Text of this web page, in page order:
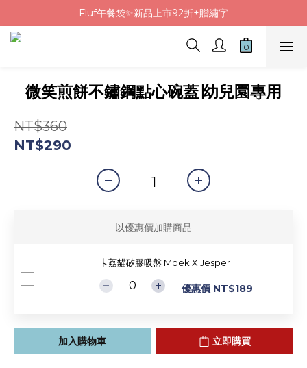
Fluf午餐袋✨新品上市92折+贈繡字
Fluf午餐袋✨新品上市92折+贈繡字
三色碗組上市🍚贈中英文姓名&【水果】雷雕
Fluf午餐袋✨新品上市92折+贈繡字
微笑煎餅不鏽鋼點心碗蓋∣幼兒園專用
NT$360
NT$290
以優惠價加購商品
卡荔貓矽膠吸盤 Moek X Jesper
優惠價 NT$189
加入購物車 立即購買